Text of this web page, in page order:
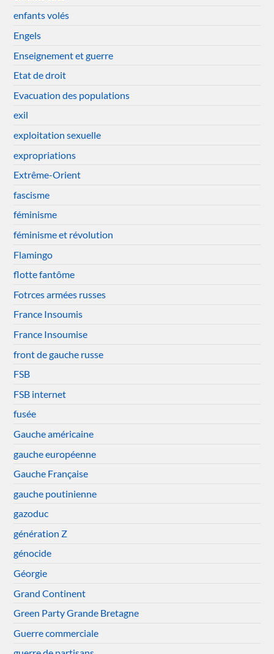
enfants volés
Engels
Enseignement et guerre
Etat de droit
Evacuation des populations
exil
exploitation sexuelle
expropriations
Extrême-Orient
fascisme
féminisme
féminisme et révolution
Flamingo
flotte fantôme
Fotrces armées russes
France Insoumis
France Insoumise
front de gauche russe
FSB
FSB internet
fusée
Gauche américaine
gauche européenne
Gauche Française
gauche poutinienne
gazoduc
génération Z
génocide
Géorgie
Grand Continent
Green Party Grande Bretagne
Guerre commerciale